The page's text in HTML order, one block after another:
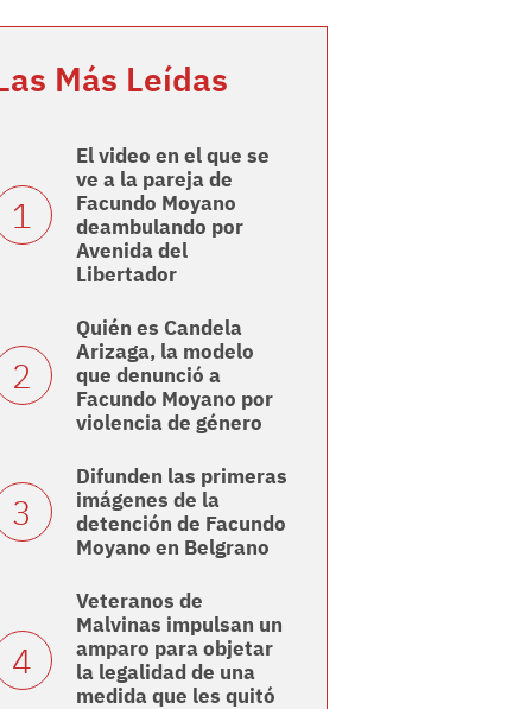
Más Leídas
El video en el que se
ve a la pareja de
Facundo Moyano
deambulando por
Avenida del
Libertador
Quién es Candela
Arizaga, la modelo
que denunció a
Facundo Moyano por
violencia de género
Difunden las primeras
imágenes de la
detención de Facundo
Moyano en Belgrano
Veteranos de
Malvinas impulsan un
amparo para objetar
la legalidad de una
medida que les quitó